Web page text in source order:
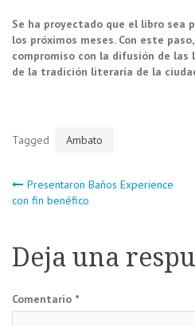
Se ha proyectado que el libro sea
los próximos meses. Con este
compromiso con la difusión de
de la tradición literaria de la
Tagged Ambato
Navegación
entradas
Presentaron Baños Experience
con fin benéfico
Deja una
Comentario *